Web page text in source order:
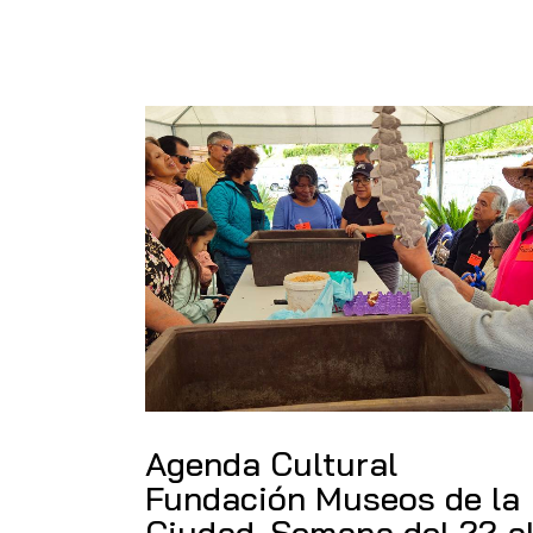
Agenda Cultural
Fundación Museos de la